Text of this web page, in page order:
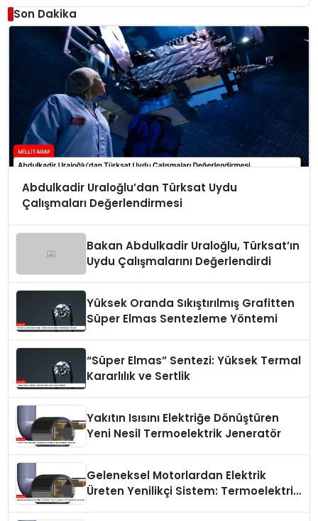
Son Dakika
Abdulkadir Uraloğlu’dan Türksat Uydu
Çalışmaları Değerlendirmesi
Bakan Abdulkadir Uraloğlu, Türksat’ın
Uydu Çalışmalarını Değerlendirdi
Yüksek Oranda Sıkıştırılmış Grafitten
Süper Elmas Sentezleme Yöntemi
“Süper Elmas” Sentezi: Yüksek Termal
Kararlılık ve Sertlik
Yakıtın Isısını Elektriğe Dönüştüren
Yeni Nesil Termoelektrik Jeneratör
Geleneksel Motorlardan Elektrik
Üreten Yenilikçi Sistem: Termoelektrik